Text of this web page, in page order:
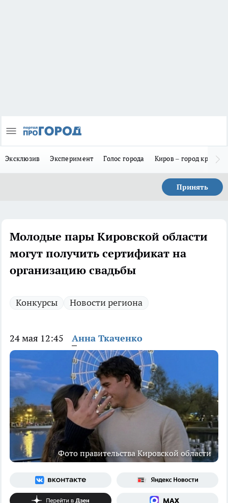
Эксклюзив Эксперимент Голос города Киров – город
Принять
Молодые пары Кировской области
могут получить сертификат на
организацию свадьбы
Конкурсы Новости региона
24 мая 12:45 Анна Ткаченко
Фото правительства Кировской области